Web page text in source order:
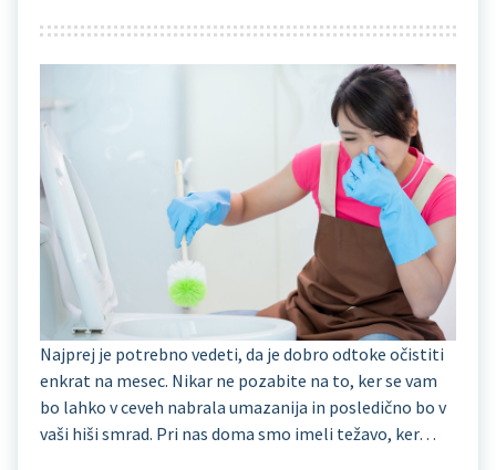
Najprej je potrebno vedeti, da je dobro odtoke očistiti
enkrat na mesec. Nikar ne pozabite na to, ker se vam
bo lahko v ceveh nabrala umazanija in posledično bo v
vaši hiši smrad. Pri nas doma smo imeli težavo, ker…